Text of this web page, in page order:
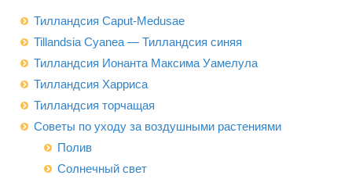
Тилландсия Caput-Medusae
Tillandsia Cyanea — Тилландсия синяя
Тилландсия Ионанта Максима Уамелула
Тилландсия Харриса
Тилландсия торчащая
Советы по уходу за воздушными растениями
Полив
Солнечный свет